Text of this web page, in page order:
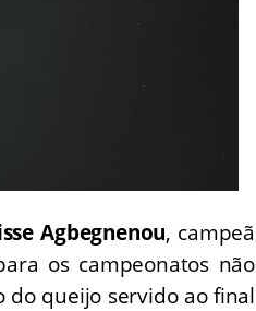
Agbegnenou, campeã
os campeonatos não
do queijo servido ao final